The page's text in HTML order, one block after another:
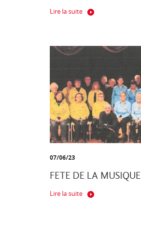
Lire la suite
07/06/23
FETE DE LA MUSIQUE
Lire la suite